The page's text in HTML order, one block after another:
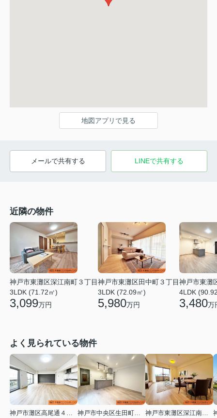
地図アプリで見る
メールで共有する LINEで共有する
近隣の物件
神戸市東灘区深江南町３丁目
3LDK (71.72㎡)
3,099万円
神戸市東灘区田中町３丁目
3LDK (72.09㎡)
5,980万円
神戸市東灘
4LDK
3,480万
よく見られている物件
神戸市灘区高尾通４丁目
神戸市中央区生田町１丁目
神戸市東灘区深江南町１丁目